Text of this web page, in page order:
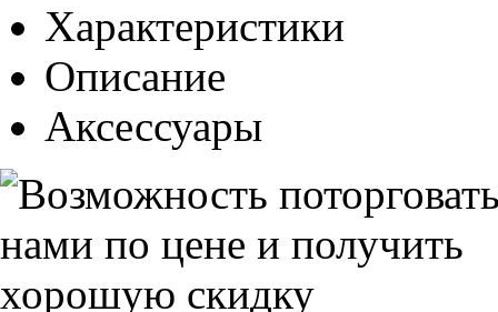
Характеристики
Описание
Аксессуары